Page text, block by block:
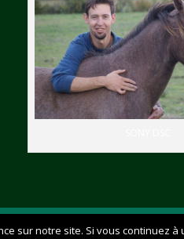
légales et protection des
sur notre site. Si vous continuez